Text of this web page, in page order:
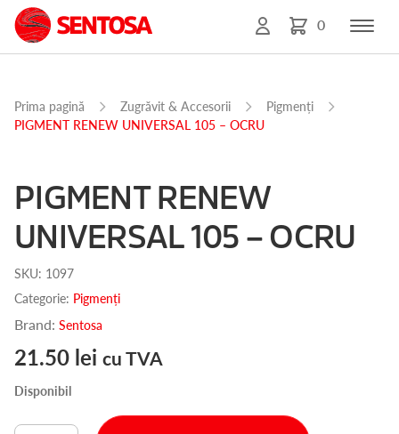
0
Prima pagină Zugrăvit & Accesorii
Pigmenți
PIGMENT RENEW UNIVERSAL 105 – OCRU
PIGMENT RENEW
UNIVERSAL 105 – OCRU
SKU: 1097
Categorie: Pigmenți
Brand: Sentosa
21.50 lei cu TVA
Disponibil